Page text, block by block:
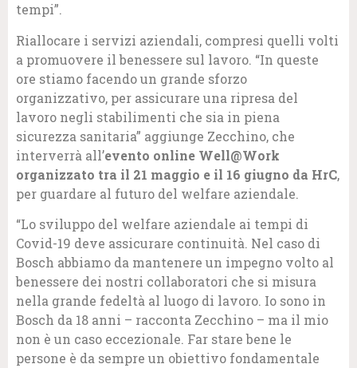
tempi”.
Riallocare i servizi aziendali, compresi quelli volti
a promuovere il benessere sul lavoro. “In queste
ore stiamo facendo un grande sforzo
organizzativo, per assicurare una ripresa del
lavoro negli stabilimenti che sia in piena
sicurezza sanitaria” aggiunge Zecchino, che
interverrà all’evento online Well@Work
organizzato tra il 21 maggio e il 16 giugno da HrC,
per guardare al futuro del welfare aziendale.
“Lo sviluppo del welfare aziendale ai tempi di
Covid-19 deve assicurare continuità. Nel caso di
Bosch abbiamo da mantenere un impegno volto al
benessere dei nostri collaboratori che si misura
nella grande fedeltà al luogo di lavoro. Io sono in
Bosch da 18 anni – racconta Zecchino – ma il mio
non è un caso eccezionale. Far stare bene le
persone è da sempre un obiettivo fondamentale